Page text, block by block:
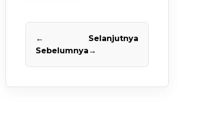
←
Sebelumnya
Selanjutnya
→